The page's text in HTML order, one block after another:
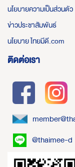
นโยบายความเป็นส่วนตัว
ข่าวประชาสัมพันธ์
นโยบาย ไทยมีดี.com
ติดต่อเรา
@thaimee-d